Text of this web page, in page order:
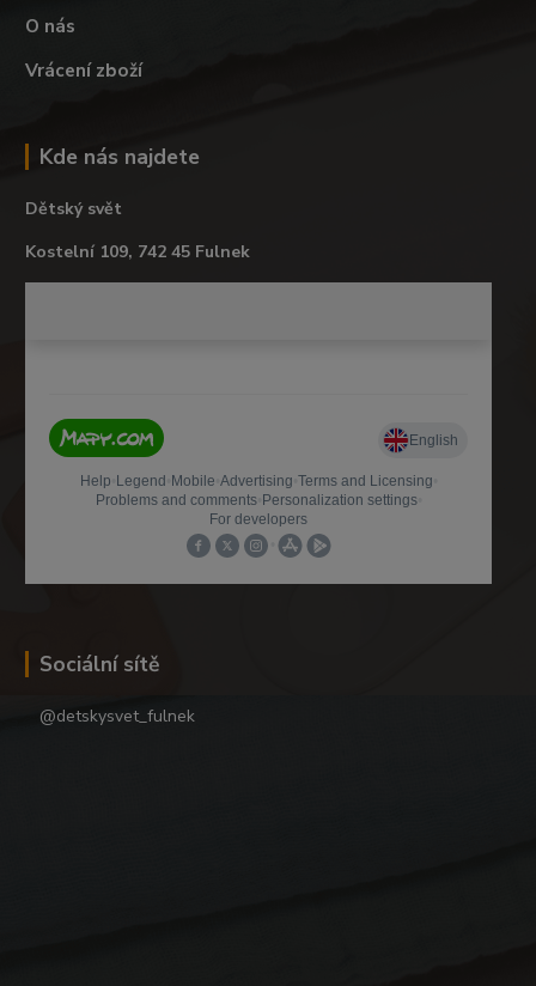
O nás
Vrácení zboží
Kde nás najdete
Dětský svět
Kostelní 109, 742 45 Fulnek
Sociální sítě
@detskysvet_fulnek